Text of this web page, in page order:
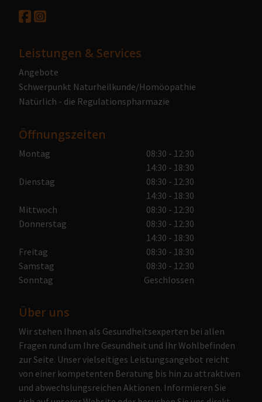
Leistungen & Services
Angebote
Schwerpunkt Naturheilkunde/Homöopathie
Natürlich - die Regulationspharmazie
Öffnungszeiten
Montag
08:30 - 12:30
14:30 - 18:30
Dienstag
08:30 - 12:30
14:30 - 18:30
Mittwoch
08:30 - 12:30
Donnerstag
08:30 - 12:30
14:30 - 18:30
Freitag
08:30 - 18:30
Samstag
08:30 - 12:30
Sonntag
Geschlossen
Über uns
Wir stehen Ihnen als Gesundheitsexperten bei allen
Fragen rund um Ihre Gesundheit und Ihr Wohlbefinden
zur Seite. Unser vielseitiges Leistungsangebot reicht
von einer kompetenten Beratung bis hin zu attraktiven
und abwechslungsreichen Aktionen. Informieren Sie